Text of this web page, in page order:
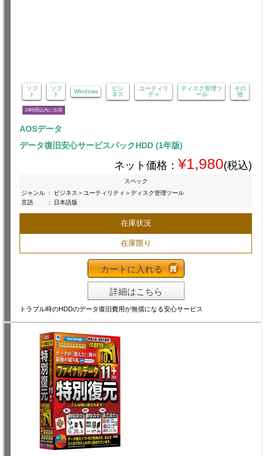
ソフ
ト
ソフ
ト
Windows
ビジ
ネス
ユーティリ
ティ
ディスク管理ツ
ール
その
他
24時間以内に出荷
AOSデータ
データ復旧安心サービスパックHDD (1年版)
ネット価格： ¥1,980(税込)
スペック
ジャンル :
ビジネス＞ユーティリティ＞ディスク管理ツール
言語
: 日本語版
在庫状況
在庫限り
カートに入れる
詳細はこちら
トラブル時のHDDのデータ復旧費用が無償になる安心サービス